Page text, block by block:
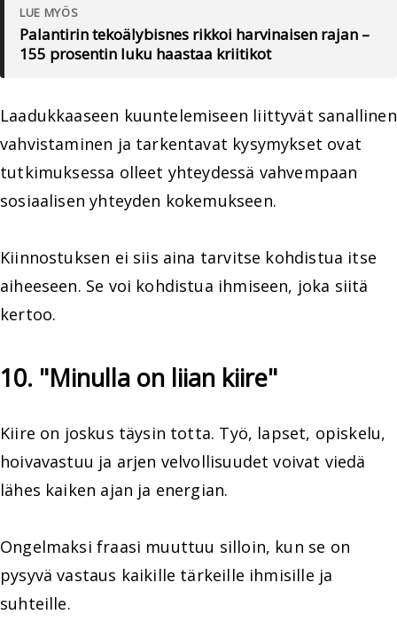
LUE MYÖS
Palantirin tekoälybisnes rikkoi harvinaisen rajan –
155 prosentin luku haastaa kriitikot
Laadukkaaseen kuuntelemiseen liittyvät sanallinen
vahvistaminen ja tarkentavat kysymykset ovat
tutkimuksessa olleet yhteydessä vahvempaan
sosiaalisen yhteyden kokemukseen.
Kiinnostuksen ei siis aina tarvitse kohdistua itse
aiheeseen. Se voi kohdistua ihmiseen, joka siitä
kertoo.
10. "Minulla on liian kiire"
Kiire on joskus täysin totta. Työ, lapset, opiskelu,
hoivavastuu ja arjen velvollisuudet voivat viedä
lähes kaiken ajan ja energian.
Ongelmaksi fraasi muuttuu silloin, kun se on
pysyvä vastaus kaikille tärkeille ihmisille ja
suhteille.